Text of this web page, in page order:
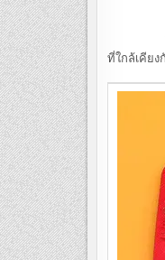
ส่วน “เ
หากหาซื้
ที่ใกล้เคียง